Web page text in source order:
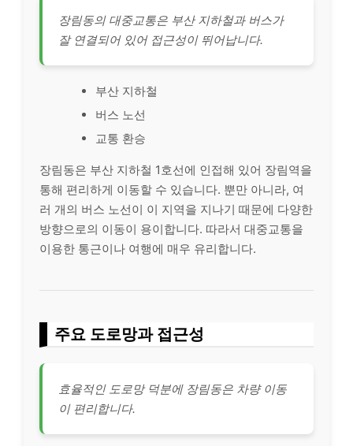
장림동의 대중교통은 부산 지하철과 버스가
잘 연결되어 있어 접근성이 뛰어납니다.
부산 지하철
버스 노선
교통 환승
장림동은 부산 지하철 1호선에 인접해 있어 장림역을
통해 편리하게 이동할 수 있습니다. 뿐만 아니라, 여
러 개의 버스 노선이 이 지역을 지나기 때문에 다양한
방향으로의 이동이 용이합니다. 따라서 대중교통을
이용한 통근이나 여행에 매우 유리합니다.
주요 도로망과 접근성
효율적인 도로망 덕분에 장림동은 차량 이동
이 편리합니다.